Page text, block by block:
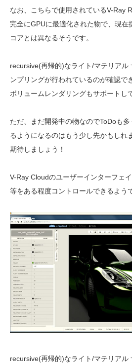
なお、こちらで使用されているV-Ray
完全にGPUに最適化された物で、現在
コアとは異なるそうです。
recursive(再帰的)なライト/マテリアル
ンプリングが行われているのが確認で
ボリュームレンダリングもサポートし
ただ、まだ開発中の物なのでToDoも
るようになるのはもう少し先かもしれ
期待しましょう！
V-Ray Cloudのユーザーインターフェ
等をある程度コントロールできるよう
recursive(再帰的)なライト/マテリアル